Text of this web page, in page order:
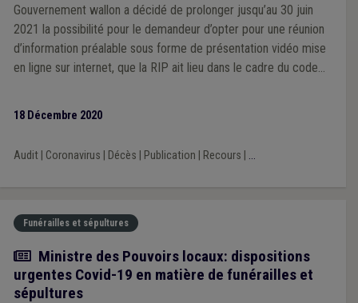
Gouvernement wallon a décidé de prolonger jusqu’au 30 juin
2021 la possibilité pour le demandeur d’opter pour une réunion
d’information préalable sous forme de présentation vidéo mise
en ligne sur internet, que la RIP ait lieu dans le cadre du code
18 Décembre 2020
Audit| Coronavirus Décès Publication Recours ...
Funérailles et sépultures
Actualité
Ministre des Pouvoirs locaux: dispositions
urgentes Covid-19 en matière de funérailles et
sépultures